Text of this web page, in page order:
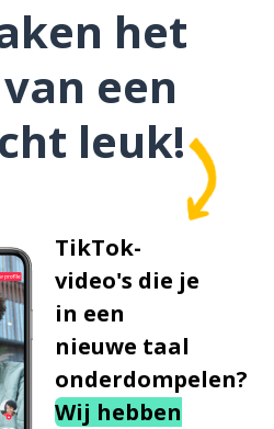
het
een
leuk!
TikTok-
video's die je
in een
nieuwe taal
onderdompelen?
Wij hebben